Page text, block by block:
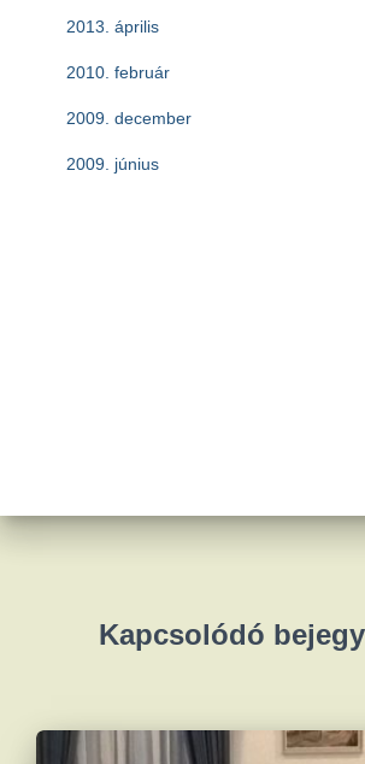
2013. április
2010. február
2009. december
2009. június
Kapcsolódó